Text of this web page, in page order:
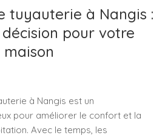
tuyauterie à Nangis :
pour votre
maison
à Nangis est un
pour améliorer le confort et la
Avec le temps, les